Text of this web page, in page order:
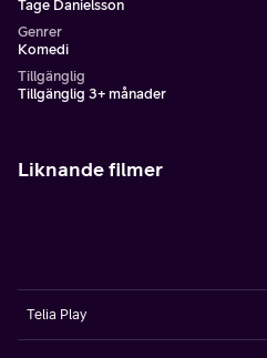
Tage Danielsson
Genrer
Komedi
Tillgänglig
Tillgänglig 3+ månader
Liknande filmer
Telia Play